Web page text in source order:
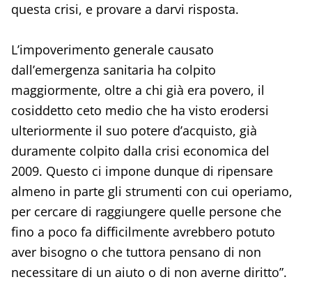
questa crisi, e provare a darvi risposta.
L’impoverimento generale causato
dall’emergenza sanitaria ha colpito
maggiormente, oltre a chi già era povero, il
cosiddetto ceto medio che ha visto erodersi
ulteriormente il suo potere d’acquisto, già
duramente colpito dalla crisi economica del
2009. Questo ci impone dunque di ripensare
almeno in parte gli strumenti con cui operiamo,
per cercare di raggiungere quelle persone che
fino a poco fa difficilmente avrebbero potuto
aver bisogno o che tuttora pensano di non
necessitare di un aiuto o di non averne diritto”.